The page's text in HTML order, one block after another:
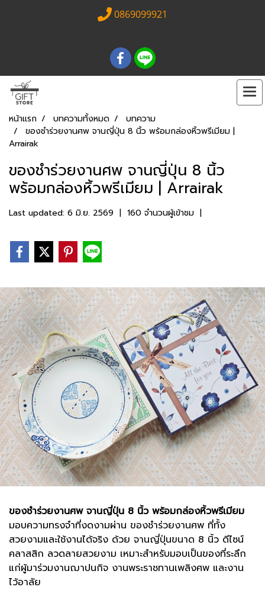
0869099921
หน้าแรก บทความทั้งหมด
บทความ
ของชำร่วยงานศพ จานญี่ปุ่น 8 นิ้ว พร้อมกล่องหิ้วพรีเมียม |
Arrairak
ของชำร่วยงานศพ จานญี่ปุ่น 8 นิ้ว
พร้อมกล่องหิ้วพรีเมียม | Arrairak
Last updated: 6 มิ.ย. 2569 | 160 จำนวนผู้เข้าชม |
ของชำร่วยงานศพ จานญี่ปุ่น 8 นิ้ว พร้อมกล่องหิ้วพรีเมียม
มอบความทรงจำที่งดงามผ่าน ของชำร่วยงานศพ ที่ทั้ง
สวยงามและใช้งานได้จริง ด้วย จานญี่ปุ่นขนาด 8 นิ้ว ดีไซน์
คลาสสิก ลวดลายสวยงาม เหมาะสำหรับมอบเป็นของที่ระลึก
แก่ผู้มาร่วมงานฌาปนกิจ งานพระราชทานเพลิงศพ และงาน
ไว้อาลัย